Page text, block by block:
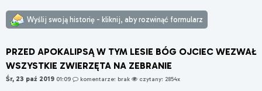
Wyślij swoją historię - kliknij, aby rozwinąć formularz
PRZED APOKALIPSĄ W TYM LESIE BÓG OJCIEC WEZWAŁ
WSZYSTKIE ZWIERZĘTA NA ZEBRANIE
Śr, 23 paź 2019 01:09 komentarze: brak czytany: 2854x